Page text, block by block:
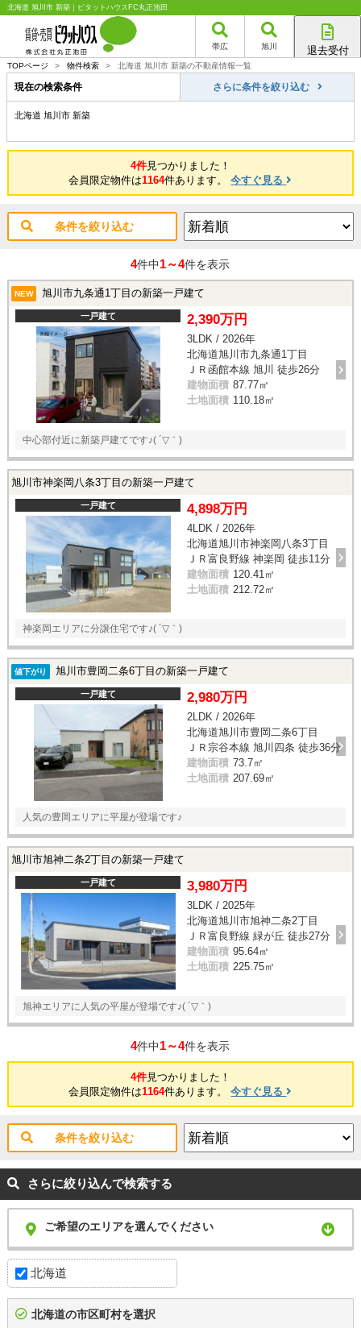
北海道 旭川市 新築｜ピタットハウスFC丸正池田
帯広 旭川 退去受付
旭川店
TOPページ > 物件検索 > 北海道 旭川市 新築の不動産情報一覧
現在の検索条件 さらに条件を絞り込む
北海道 旭川市 新築
4件見つかりました！
会員限定物件は1164件あります。今すぐ見る
条件を絞り込む
4件中1～4件を表示
NEW 旭川市九条通1丁目の新築一戸建て
一戸建て 2,390万円
3LDK / 2026年
北海道旭川市九条通1丁目
ＪＲ函館本線 旭川 徒歩26分
建物面積 87.77㎡
土地面積 110.18㎡
中心部付近に新築戸建てです♪( ´▽｀)
旭川市神楽岡八条3丁目の新築一戸建て
一戸建て 4,898万円
4LDK / 2026年
北海道旭川市神楽岡八条3丁目
ＪＲ富良野線 神楽岡 徒歩11分
建物面積 120.41㎡
土地面積 212.72㎡
神楽岡エリアに分譲住宅です♪( ´▽｀)
値下がり 旭川市豊岡二条6丁目の新築一戸建て
一戸建て 2,980万円
2LDK / 2026年
北海道旭川市豊岡二条6丁目
ＪＲ宗谷本線 旭川四条 徒歩36分
建物面積 73.7㎡
土地面積 207.69㎡
人気の豊岡エリアに平屋が登場です♪
旭川市旭神二条2丁目の新築一戸建て
一戸建て 3,980万円
3LDK / 2025年
北海道旭川市旭神二条2丁目
ＪＲ富良野線 緑が丘 徒歩27分
建物面積 95.64㎡
土地面積 225.75㎡
旭神エリアに人気の平屋が登場です♪( ´▽｀)
4件中1～4件を表示
4件見つかりました！
会員限定物件は1164件あります。今すぐ見る
条件を絞り込む
さらに絞り込んで検索する
ご希望のエリアを選んでください
北海道
北海道の市区町村を選択